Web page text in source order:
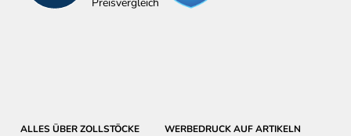
ALLES ÜBER ZOLLSTÖCKE WERBEDRUCK AUF ARTIKELN